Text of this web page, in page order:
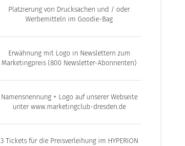
Platzierung von Drucksachen und / oder
Werbemitteln im Goodie-Bag
Erwähnung mit Logo in Newslettern zum
Marketingpreis (800 Newsletter-Abonnenten)
Namensnennung + Logo auf unserer Webseite
unter www.marketingclub-dresden.de
3 Tickets für die Preisverleihung im HYPERION